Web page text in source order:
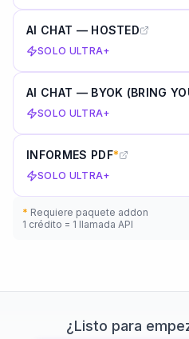
AI CHAT — HOSTED
SOLO ULTRA+
AI CHAT — BYOK (BRING
SOLO ULTRA+
INFORMES PDF*
SOLO ULTRA+
* Requiere paquete addon
1 crédito = 1 llamada API
¿Listo para